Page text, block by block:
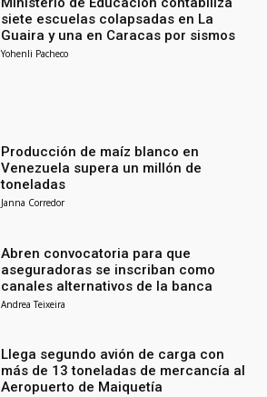
siete escuelas colapsadas en La
Guaira y una en Caracas por sismos
Yohenli Pacheco
Producción de maíz blanco en
Venezuela supera un millón de
toneladas
Janna Corredor
Abren convocatoria para que
aseguradoras se inscriban como
canales alternativos de la banca
Andrea Teixeira
Llega segundo avión de carga con
más de 13 toneladas de mercancía al
Aeropuerto de Maiquetía